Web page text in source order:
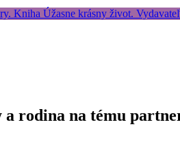
rodina na tému